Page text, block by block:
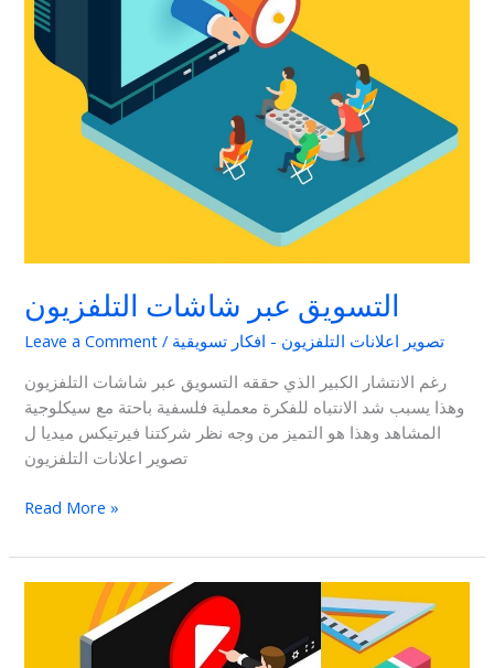
التسويق عبر شاشات التلفزيون
Leave a Comment / تصوير اعلانات التلفزيون - افكار تسويقية
رغم الانتشار الكبير الذي حققه التسويق عبر شاشات التلفزيون
وهذا يسبب شد الانتباه للفكرة معملية فلسفية باحتة مع سيكلوجية
المشاهد وهذا هو التميز من وجه نظر شركتنا فيرتيكس ميديا ل
تصوير اعلانات التلفزيون
Read More »